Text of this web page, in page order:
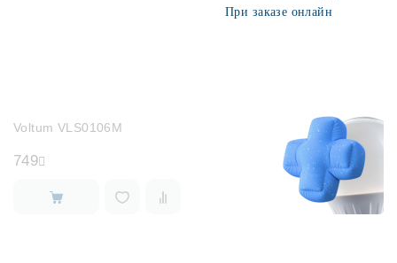
Voltum VLS0106M
749
При заказе онлайн